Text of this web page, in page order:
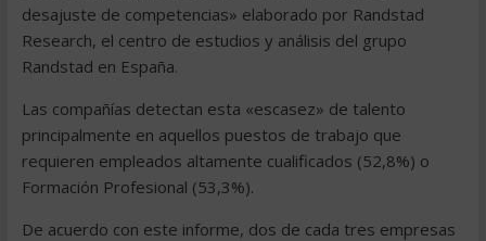
desajuste de competencias» elaborado por Randstad
Research, el centro de estudios y análisis del grupo
Randstad en España.
Las compañías detectan esta «escasez» de talento
principalmente en aquellos puestos de trabajo que
requieren empleados altamente cualificados (52,8%) o
Formación Profesional (53,3%).
De acuerdo con este informe, dos de cada tres empresas